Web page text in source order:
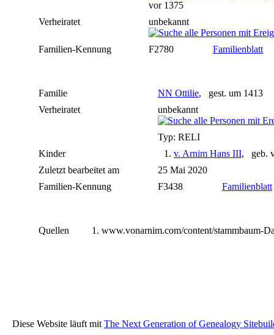
vor 1375
Verheiratet
unbekannt
Familien-Kennung F2780 Familienblatt
Familie NN Ottilie, gest. um 1413
Verheiratet
unbekannt
Typ: RELI
Kinder
1. v. Arnim Hans III, geb.
Zuletzt bearbeitet am
25 Mai 2020
Familien-Kennung
F3438 Familienblatt
Quellen www.vonarnim.com/content/stammbaum-
Diese Website läuft mit The Next Generation of Genealogy